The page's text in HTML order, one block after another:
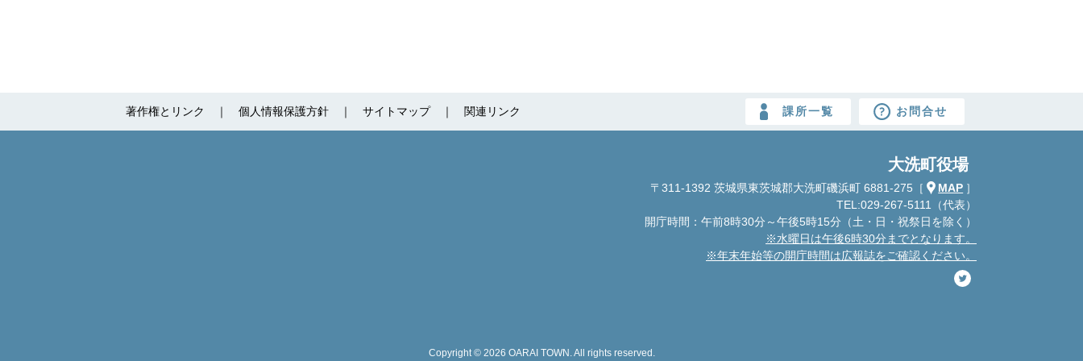
著作権とリンク 個人情報保護方針 サイトマップ 関連リンク 課所一覧 お問合せ
大洗町役場
〒311-1392 茨城県東茨城郡大洗町磯浜町 6881-275 ［ MAP ］
TEL:029-267-5111（代表）
開庁時間：午前8時30分～午後5時15分 （土・日・祝祭日を除く）
※水曜日は午後6時30分までとなります。
※年末年始等の開庁時間は広報誌をご確認ください。
Copyright © 2026 OARAI TOWN. All rights reserved.